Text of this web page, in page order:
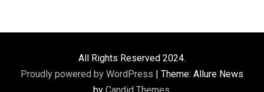
All Rights Reserved 2024.
Proudly powered by WordPress | Theme: Allure News